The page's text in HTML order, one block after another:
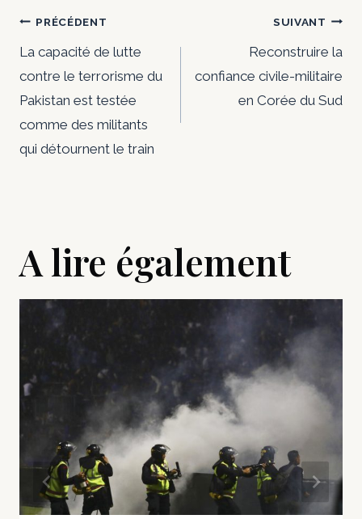
Navigation
de
l’article
PRÉCÉDENT
La capacité de lutte
contre le terrorisme du
Pakistan est testée
comme des militants
qui détournent le train
SUIVANT
Reconstruire la
confiance civile-militaire
en Corée du Sud
A lire également